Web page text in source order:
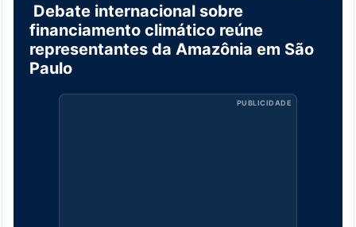
Debate internacional sobre
financiamento climático reúne
representantes da Amazônia em São
Paulo
PUBLICIDADE